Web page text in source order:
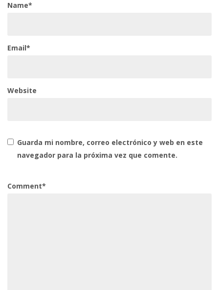
Name*
Email*
Website
Guarda mi nombre, correo electrónico y web en este
navegador para la próxima vez que comente.
Comment*